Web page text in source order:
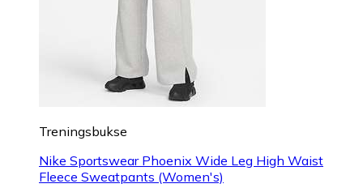
Treningsbukse
Nike Sportswear Phoenix Wide Leg High Waist
Fleece Sweatpants (Women's)